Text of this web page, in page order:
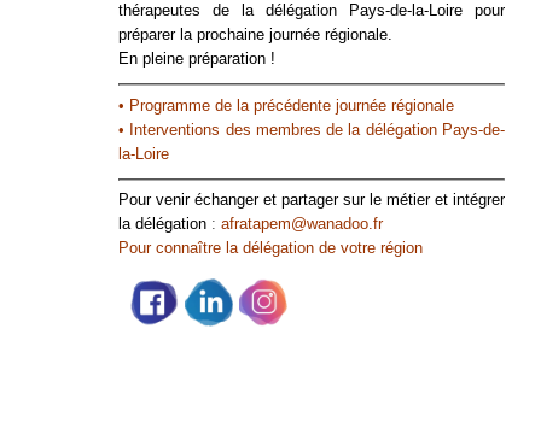
thérapeutes de la délégation Pays-de-la-Loire pour
préparer la prochaine journée régionale.
En pleine préparation !
• Programme de la précédente journée régionale
• Interventions des membres de la délégation Pays-de-
la-Loire
Pour venir échanger et partager sur le métier et intégrer
la délégation : afratapem@wanadoo.fr
Pour connaître la délégation de votre région